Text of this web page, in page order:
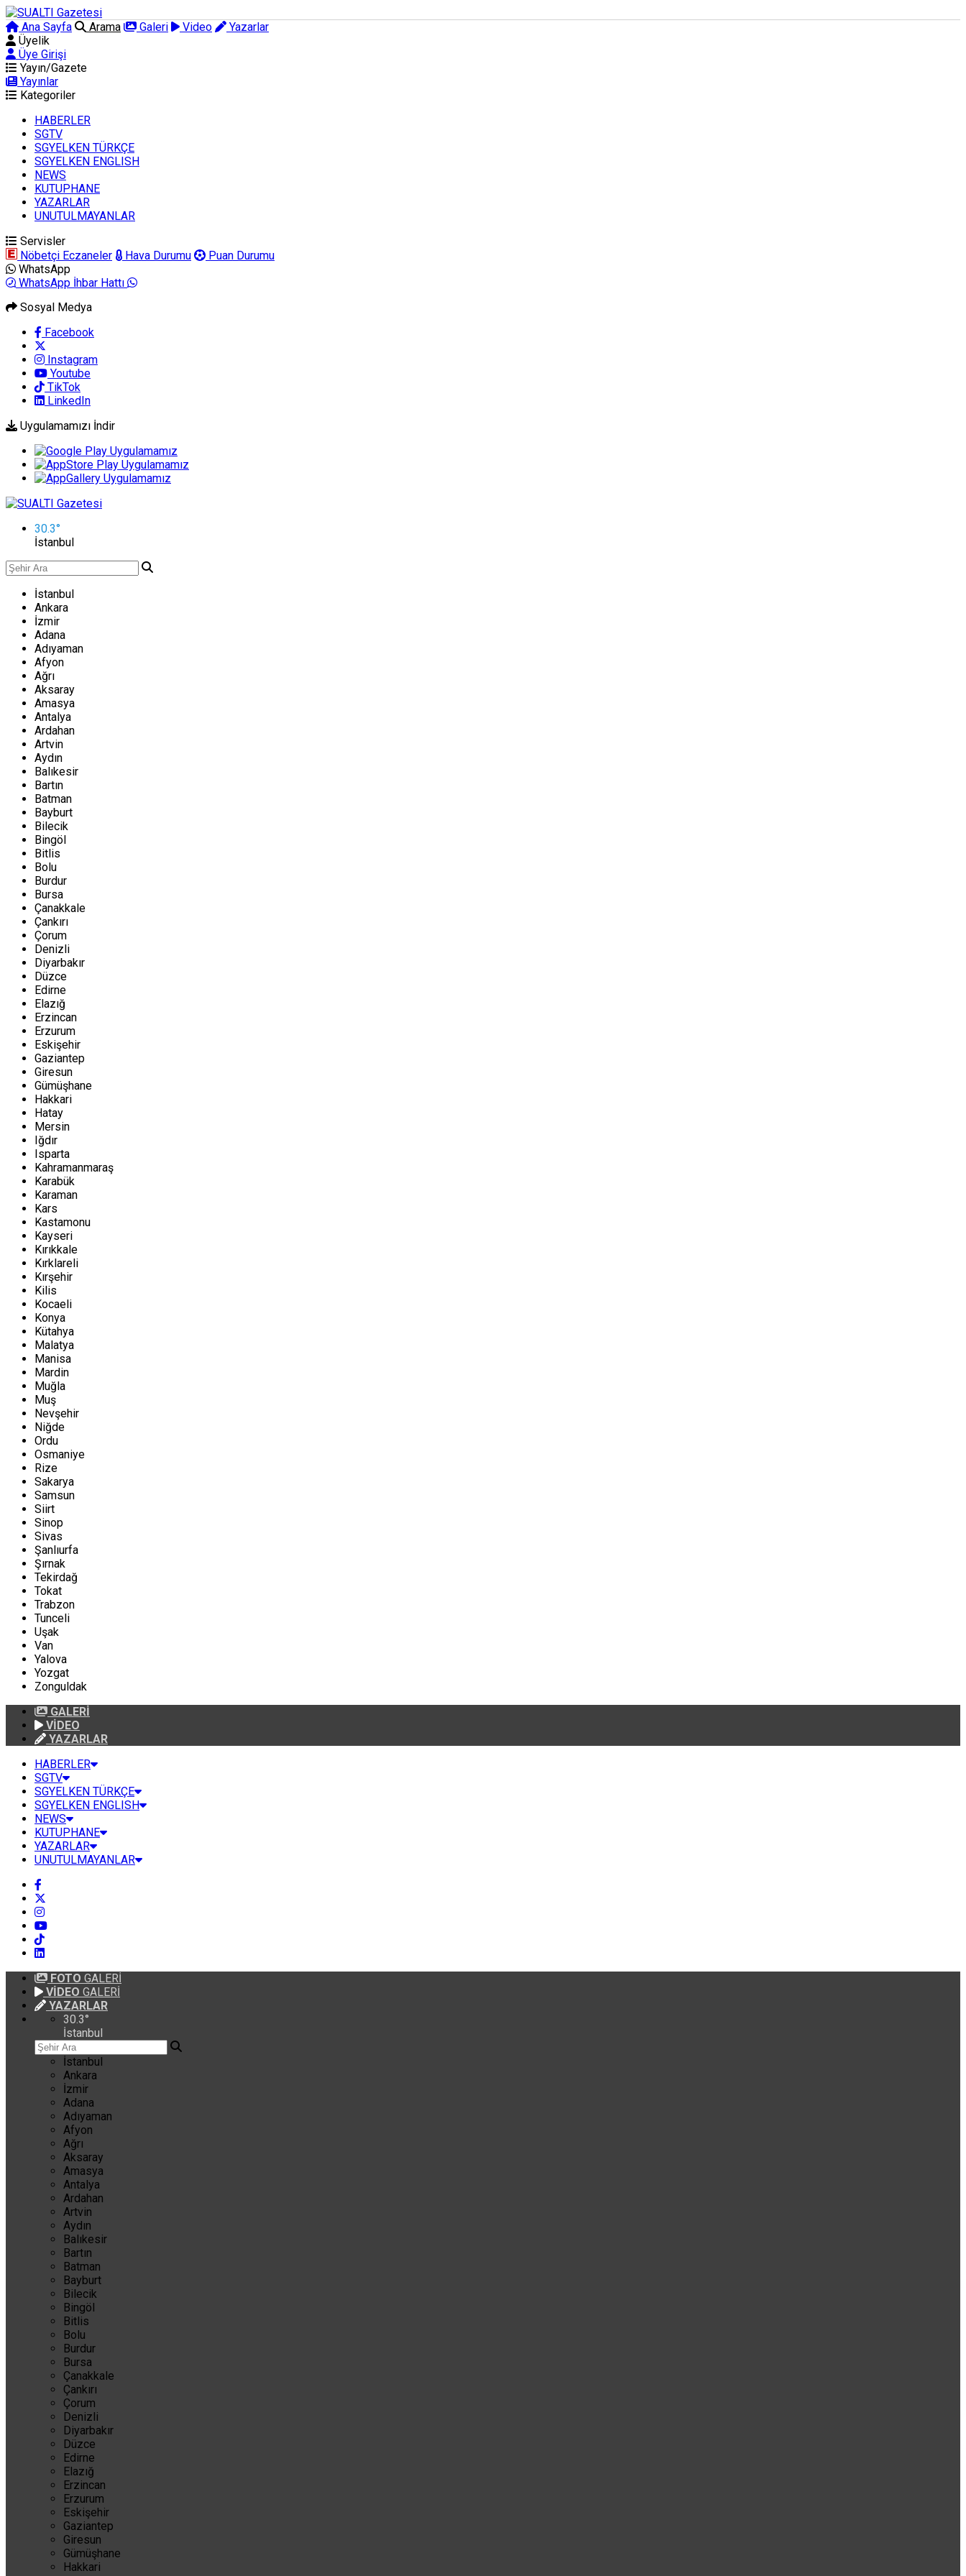
Ana Sayfa Arama Galeri Video
Yazarlar
Üyelik
Üye Girişi
Yayın/Gazete
Yayınlar
Kategoriler
HABERLER
SGTV
SGYELKEN TÜRKÇE
SGYELKEN ENGLISH
NEWS
KUTUPHANE
YAZARLAR
UNUTULMAYANLAR
Servisler
Nöbetçi Eczaneler
Hava Durumu
Puan Durumu
WhatsApp
WhatsApp İhbar Hattı
Sosyal Medya
Facebook
Instagram
Youtube
TikTok
LinkedIn
Uygulamamızı İndir
30.3°
İstanbul
İstanbul
Ankara
İzmir
Adana
Adıyaman
Afyon
Ağrı
Aksaray
Amasya
Antalya
Ardahan
Artvin
Aydın
Balıkesir
Bartın
Batman
Bayburt
Bilecik
Bingöl
Bitlis
Bolu
Burdur
Bursa
Çanakkale
Çankırı
Çorum
Denizli
Diyarbakır
Düzce
Edirne
Elazığ
Erzincan
Erzurum
Eskişehir
Gaziantep
Giresun
Gümüşhane
Hakkari
Hatay
Mersin
Iğdır
Isparta
Kahramanmaraş
Karabük
Karaman
Kars
Kastamonu
Kayseri
Kırıkkale
Kırklareli
Kırşehir
Kilis
Kocaeli
Konya
Kütahya
Malatya
Manisa
Mardin
Muğla
Muş
Nevşehir
Niğde
Ordu
Osmaniye
Rize
Sakarya
Samsun
Siirt
Sinop
Sivas
Şanlıurfa
Şırnak
Tekirdağ
Tokat
Trabzon
Tunceli
Uşak
Van
Yalova
Yozgat
Zonguldak
GALERİ
VİDEO
YAZARLAR
HABERLER
SGTV
SGYELKEN TÜRKÇE
SGYELKEN ENGLISH
NEWS
KUTUPHANE
YAZARLAR
UNUTULMAYANLAR
FOTO GALERİ
VİDEO GALERİ
YAZARLAR
30.3°
İstanbul
İstanbul
Ankara
İzmir
Adana
Adıyaman
Afyon
Ağrı
Aksaray
Amasya
Antalya
Ardahan
Artvin
Aydın
Balıkesir
Bartın
Batman
Bayburt
Bilecik
Bingöl
Bitlis
Bolu
Burdur
Bursa
Çanakkale
Çankırı
Çorum
Denizli
Diyarbakır
Düzce
Edirne
Elazığ
Erzincan
Erzurum
Eskişehir
Gaziantep
Giresun
Gümüşhane
Hakkari